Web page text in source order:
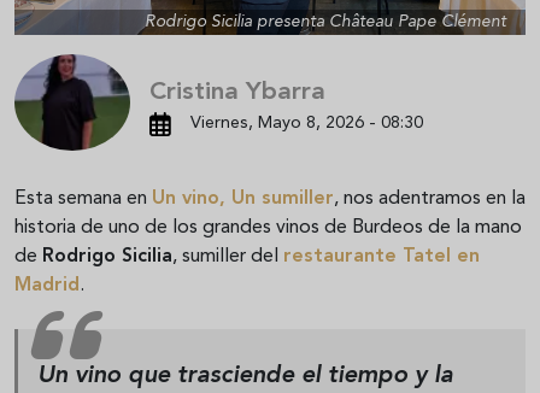
Rodrigo Sicilia presenta Château Pape Clément
Cristina Ybarra
Viernes, Mayo 8, 2026 - 08:30
Esta semana en Un vino, Un sumiller, nos adentramos en la
historia de uno de los grandes vinos de Burdeos de la mano
de Rodrigo Sicilia, sumiller del restaurante Tatel en
Madrid.
Un vino que trasciende el tiempo y la